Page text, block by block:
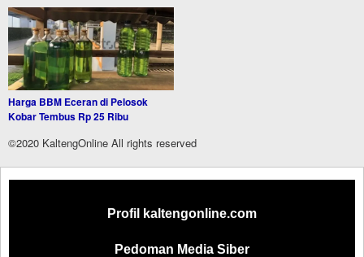
Harga BBM Eceran di Pelosok
Kobar Tembus Rp 25 Ribu
©2020 KaltengOnline All rights reserved
Profil kaltengonline.com
Pedoman Media Siber